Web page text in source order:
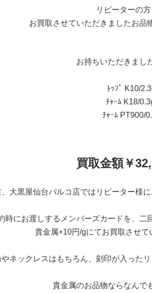
リピーターの方
お買取させていただきましたお品
お持ちいただきまし
ﾄｯﾌﾟ K10/
ﾁｬｰﾑ K18/
ﾁｬｰﾑ PT900/
買取金額￥
大黒屋仙台パルコ店ではリピーター様
時にお渡しするメンバーズカードを、二
貴金属+10円/gにてお買取させて
ネックレスはもちろん、刻印が入った
貴金属のお品物ならなんで